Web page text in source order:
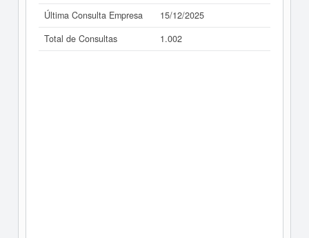
Última Consulta Empresa
15/12/2025
Total de Consultas
1.002